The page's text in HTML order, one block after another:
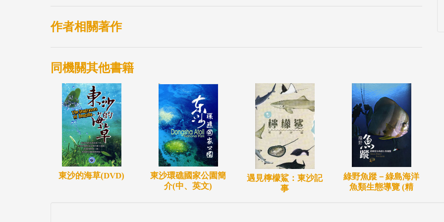
作者相關著作
同機關其他書籍
東沙的海草(DVD)
東沙環礁國家公園簡
介(中、英文)
遇見檸檬鯊：東沙記
事
綠野魚蹤－綠島海洋
魚類生態導覽 (精